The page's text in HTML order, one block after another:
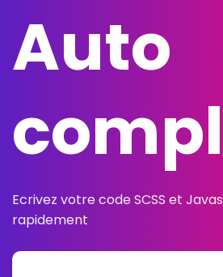
Auto
Ecrivez votre code SCSS et
rapidement